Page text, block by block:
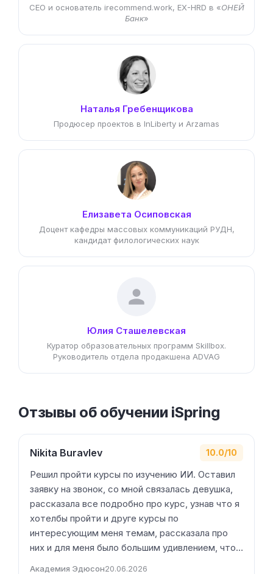
CEO и основатель irecommend.work, EX-HRD в «ОНЕЙ
Банк»
Наталья Гребенщикова
Продюсер проектов в InLiberty и Arzamas
Елизавета Осиповская
Доцент кафедры массовых коммуникаций РУДН,
кандидат филологических наук
Юлия Сташелевская
Куратор образовательных программ Skillbox.
Руководитель отдела продакшена ADVAG
Отзывы об обучении iSpring
Nikita Buravlev 10.0/10
Решил пройти курсы по изучению ИИ. Оставил
заявку на звонок, со мной связалась девушка,
рассказала все подробно про курс, узнав что я
хотелбы пройти и друге курсы по
интересующим меня темам, рассказала про
них и для меня было большим удивлением, что…
Академия Эдюсон20.06.2026